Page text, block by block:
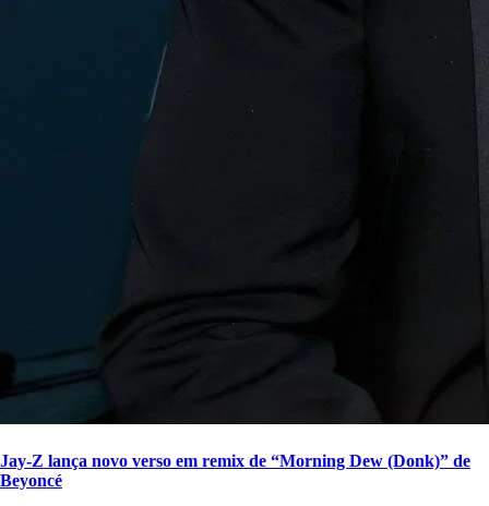
Jay-Z lança novo verso em remix de “Morning Dew (Donk)” de
Beyoncé